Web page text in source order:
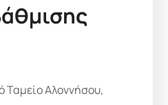
Ταμείο Αλοννήσου,